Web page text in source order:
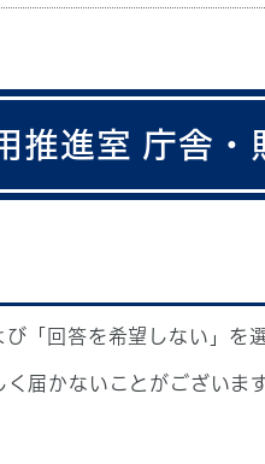
推進室 庁舎
「回答を希望しない」を
届かないことがござい